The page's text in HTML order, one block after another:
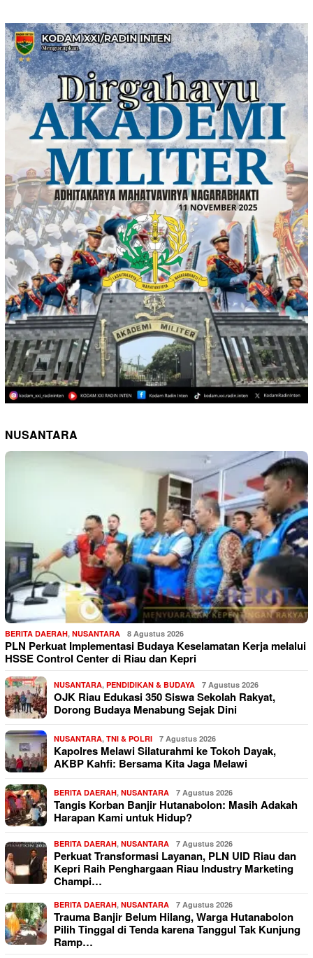
NUSANTARA
BERITA DAERAH, NUSANTARA 8 Agustus 2026
PLN Perkuat Implementasi Budaya Keselamatan Kerja melalui
HSSE Control Center di Riau dan Kepri
NUSANTARA, PENDIDIKAN & BUDAYA 7 Agustus 2026
OJK Riau Edukasi 350 Siswa Sekolah Rakyat,
Dorong Budaya Menabung Sejak Dini
NUSANTARA, TNI & POLRI 7 Agustus 2026
Kapolres Melawi Silaturahmi ke Tokoh Dayak,
AKBP Kahfi: Bersama Kita Jaga Melawi
BERITA DAERAH, NUSANTARA 7 Agustus 2026
Tangis Korban Banjir Hutanabolon: Masih Adakah
Harapan Kami untuk Hidup?
BERITA DAERAH, NUSANTARA 7 Agustus 2026
Perkuat Transformasi Layanan, PLN UID Riau dan
Kepri Raih Penghargaan Riau Industry Marketing
Champi…
BERITA DAERAH, NUSANTARA 7 Agustus 2026
Trauma Banjir Belum Hilang, Warga Hutanabolon
Pilih Tinggal di Tenda karena Tanggul Tak Kunjung
Ramp…